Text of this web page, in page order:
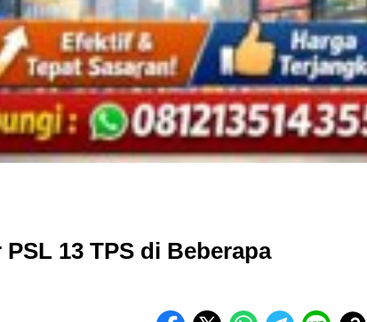
13 TPS di Beberapa